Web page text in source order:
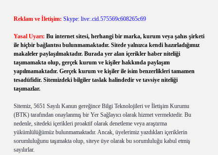
Reklam ve İletişim: Skype: live:.cid.575569c608265c69
Yasal Uyarı: Bu internet sitesi, herhangi bir marka, kurum veya şahıs şirketi
ile hiçbir bağlantısı bulunmamaktadır. Sitede yalnızca kendi hazırladığımız
makaleler paylaşılmaktadır. Burada yer alan içerikler haber niteliği
taşımamakta olup, gerçek kurum ve kişiler hakkında paylaşım
yapılmamaktadır. Gerçek kurum ve kişiler ile isim benzerlikleri tamamen
tesadüfidir. Sitemizdeki bilgiler taslak halindedir ve tavsiye niteliği
taşımazlar.
Sitemiz, 5651 Sayılı Kanun gereğince Bilgi Teknolojileri ve İletişim Kurumu
(BTK) tarafından onaylanmış bir Yer Sağlayıcı olarak hizmet vermektedir. Bu
nedenle, sitedeki içerikleri proaktif olarak denetleme veya araştırma
yükümlülüğümüz bulunmamaktadır. Ancak, üyelerimiz yazdıkları içeriklerin
sorumluluğunu taşımakta olup, siteye üye olarak bu sorumluluğu kabul etmiş
sayılırlar.